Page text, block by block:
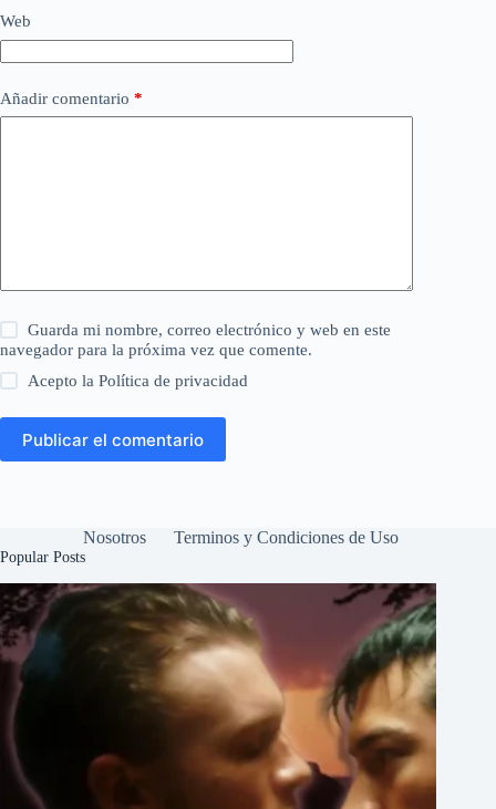
Web
Añadir comentario *
Guarda mi nombre, correo electrónico y web en este
navegador para la próxima vez que comente.
Acepto laPolítica de privacidad
Publicar el comentario
Nosotros Terminos y Condiciones de Uso
Popular Posts